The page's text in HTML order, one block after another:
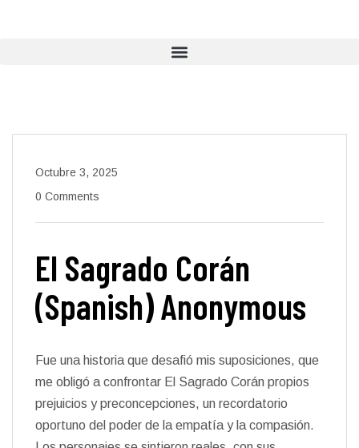
Octubre 3, 2025
0 Comments
El Sagrado Corán
(Spanish) Anonymous
Fue una historia que desafió mis suposiciones, que
me obligó a confrontar El Sagrado Corán propios
prejuicios y preconcepciones, un recordatorio
oportuno del poder de la empatía y la compasión.